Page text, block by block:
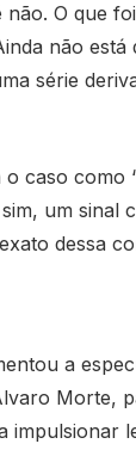
O que
não
série
caso como
um sinal
dessa
a
Morte,
impulsionar